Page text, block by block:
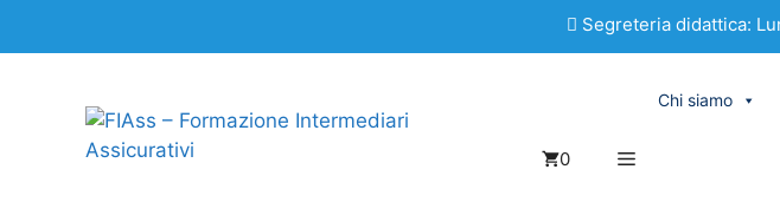
Segreteria didattica:
Chi siamo
0